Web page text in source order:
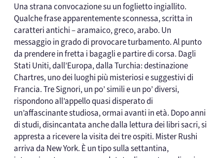
Una strana convocazione su un foglietto ingiallito.
Qualche frase apparentemente sconnessa, scritta in
caratteri antichi – aramaico, greco, arabo. Un
messaggio in grado di provocare turbamento. Al punto
da prendere in fretta i bagagli e partire di corsa. Dagli
Stati Uniti, dall’Europa, dalla Turchia: destinazione
Chartres, uno dei luoghi più misteriosi e suggestivi di
Francia. Tre Signori, un po’ simili e un po’ diversi,
rispondono all’appello quasi disperato di
un’affascinante studiosa, ormai avanti in età. Dopo anni
di studi, disincantata anche dalla lettura dei libri sacri, si
appresta a ricevere la visita dei tre ospiti. Mister Rushi
arriva da New York. È un tipo sulla settantina,